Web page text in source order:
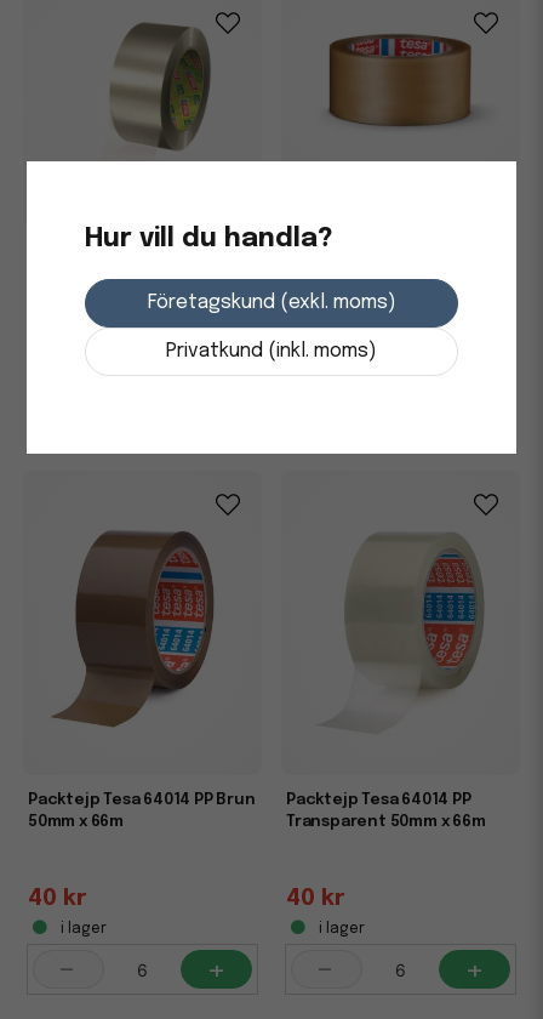
71,25 kr
111,25 kr
-
Packtejp Tesa 64014 PP Brun
50mm x 66m
40 kr
i lager
- +
Packtejp Tesa 64014 PP
Transparent 50mm x 66m
40 kr
i lager
- +
Hur vill du handla?
Företagskund (exkl. moms)
Privatkund (inkl. moms)